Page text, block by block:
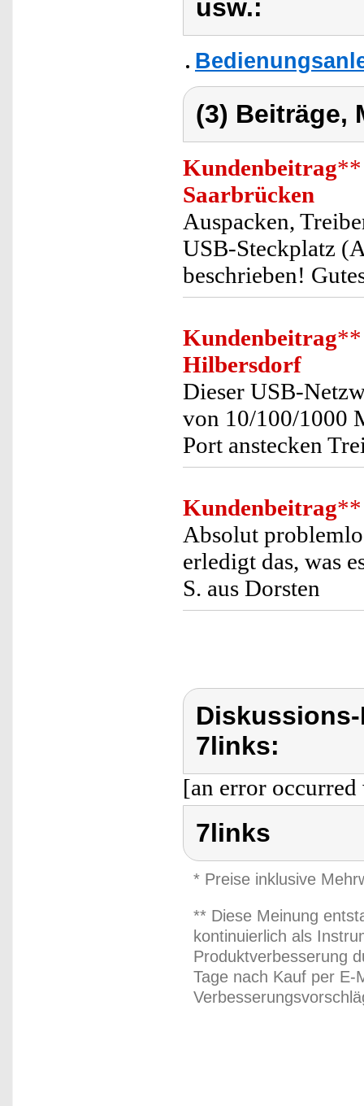
usw.:
(3) Beiträge,
Kundenbeitrag**
Saarbrücken
Auspacken,
USB-Steckplatz
beschrieben!
Kundenbeitrag**
Hilbersdorf
Dieser USB-
von 10/100/1000
Port anstecken
Kundenbeitrag**
Absolut
erledigt das, was
S. aus Dorsten
7links:
[an error
7links
* Preise inklusive
** Diese Meinung
kontinuierlich als
Produktverbesserung
Tage nach Kauf per E-